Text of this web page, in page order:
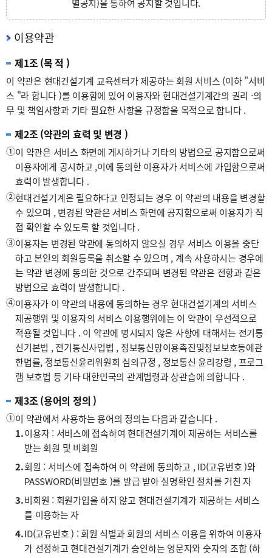
별공지)을 통하여 공지할 것입니다.
이용약관
제1조 (목 적 )
이 약관은 현대건설기계 교육센터가 제공하는 회원 서비스 (이하 "서비
스 "라 합니다 )를 이용함에 있어 이용자와 현대건설기계간의 권리 ·의
무 및 책임사항과 기타 필요한 사항을 규정함을 목적으로 합니다 .
제2조 (약관의 효력 및 변경 )
①이 약관은 서비스 화면에 게시하거나 기타의 방법으로 공지함으로써
이용자에게 공시하고 ,이에 동의한 이용자가 서비스에 가입함으로써
효력이 발생합니다 .
②현대건설기계은 필요하다고 인정되는 경우 이 약관의 내용을 변경할
수 있으며 , 변경된 약관은 서비스 화면에 공지함으로써 이용자가 직
접 확인할 수 있도록 할 것입니다 .
③이용자는 변경된 약관에 동의하지 않으실 경우 서비스 이용을 중단
하고 본인의 회원등록을 취소할 수 있으며 , 계속 사용하시는 경우에
는 약관 변경에 동의한 것으로 간주되며 변경된 약관은 전항과 같은
방법으로 효력이 발생합니다 .
④이용자가 이 약관의 내용에 동의하는 경우 현대건설기계의 서비스
제공행위 및 이용자의 서비스 이용행위에는 이 약관이 우선적으로
적용될 것입니다 . 이 약관에 명시되지 않은 사항에 대해서는 전기통
신기본법 , 전기통신사업법 , 정보통신망이용촉진및정보보호등에관
한법률, 정보통신윤리위원회 심의규정 , 정보통신 윤리강령 , 프로그
램 보호법 등 기타 대한민국의 관계법령과 상관습에 의합니다 .
제3조 (용어의 정의 )
①이 약관에서 사용하는 용어의 정의는 다음과 같습니다 .
1.이용자 : 서비스에 접속하여 현대건설기계이 제공하는 서비스를
받는 회원 및 비회원
2.회원 : 서비스에 접속하여 이 약관에 동의하고 , ID(고유번호 )와
PASSWORD(비밀번호 )를 발급 받아 실명확인 절차를 거친 자
3.비회원 : 회원가입을 하지 않고 현대건설기계가 제공하는 서비스
를 이용하는 자
4.ID(고유번호 ) : 회원 식별과 회원의 서비스 이용을 위하여 이용자
가 선정하고 현대건설기계가 승인하는 영문자와 숫자의 조합 (하